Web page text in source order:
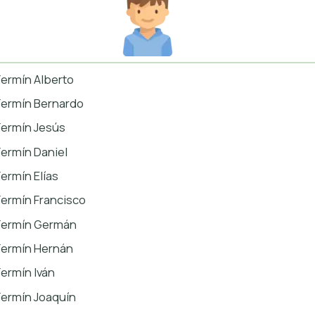
Alberto
Bernardo
Jesús
Daniel
Elías
Francisco
Germán
Hernán
Iván
Joaquín